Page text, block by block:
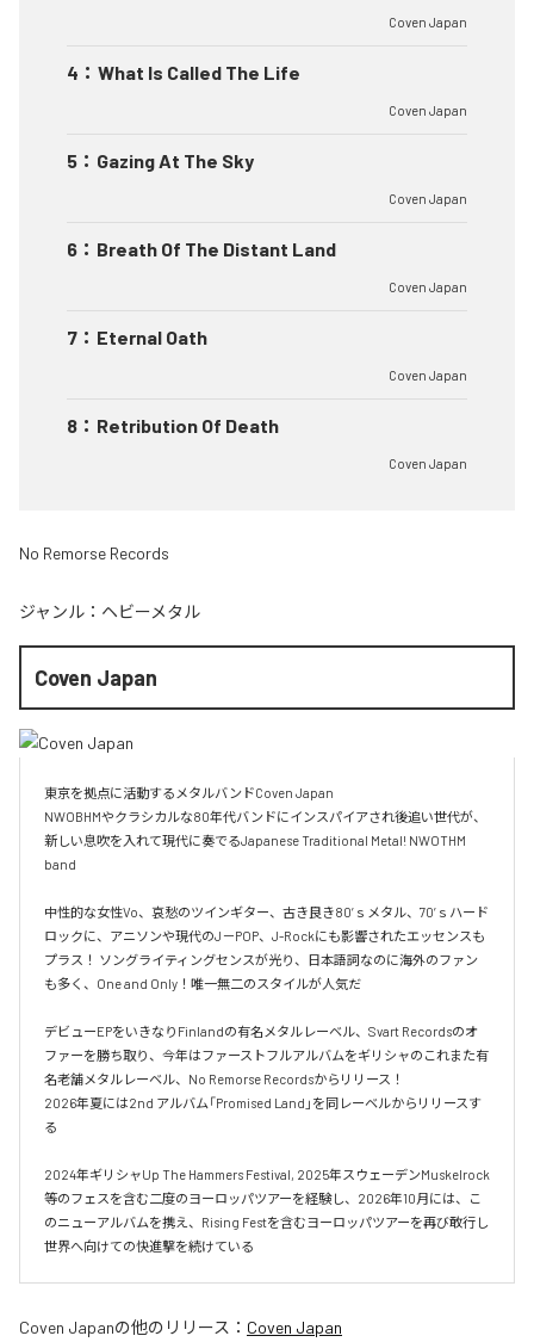
Coven Japan
4 ： What Is Called The Life
Coven Japan
5 ： Gazing At The Sky
Coven Japan
6 ： Breath Of The Distant Land
Coven Japan
7 ： Eternal Oath
Coven Japan
8 ： Retribution Of Death
Coven Japan
No Remorse Records
ジャンル： ヘビーメタル
Coven Japan
東京を拠点に活動するメタルバンドCoven Japan
NWOBHMやクラシカルな80年代バンドにインスパイアされ後追い世代が、
新しい息吹を入れて現代に奏でるJapanese Traditional Metal! NWOTHM
band
中性的な女性Vo、哀愁のツインギター、古き良き80’ｓメタル、70’ｓハード
ロックに、アニソンや現代のJ－POP、J-Rockにも影響されたエッセンスも
プラス！ ソングライティングセンスが光り、日本語詞なのに海外のファン
も多く、One and Only！唯一無二のスタイルが人気だ
デビューEPをいきなりFinlandの有名メタルレーベル、Svart Recordsのオ
ファーを勝ち取り、今年はファーストフルアルバムをギリシャのこれまた有
名老舗メタルレーベル、No Remorse Recordsからリリース！
2026年夏には2nd アルバム「Promised Land」を同レーベルからリリースす
る
2024年ギリシャUp The Hammers Festival, 2025年スウェーデンMuskelrock
等のフェスを含む二度のヨーロッパツアーを経験し、2026年10月には、こ
のニューアルバムを携え、Rising Festを含むヨーロッパツアーを再び敢行し
世界へ向けての快進撃を続けている
Coven Japanの他のリリース： Coven Japan